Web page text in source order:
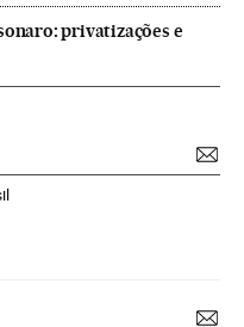
privatizações e